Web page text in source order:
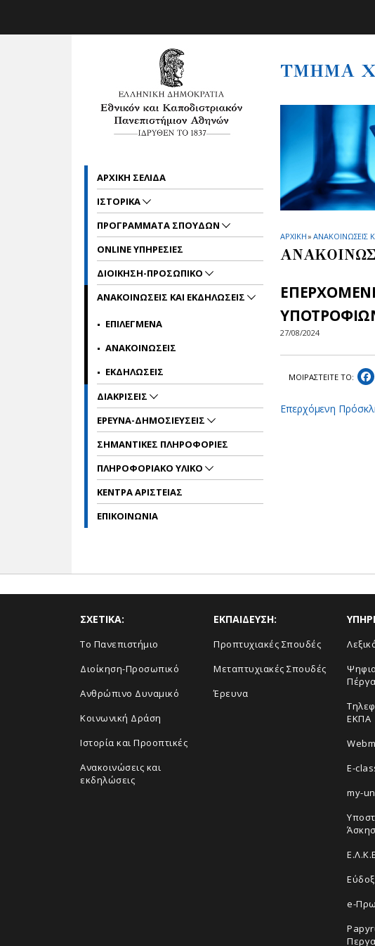
ΤΜΗΜΑ
ΑΡΧΙΚΗ» ΑΝΑΚΟΙΝΩΣΕΙΣ
27/08/2024
ΜΟΙΡΑΣΤEIΤΕ ΤΟ:
Eπερχόμενη
ΑΡΧΙΚΗ ΣΕΛΙΔΑ
ΙΣΤΟΡΙΚΑ
ΠΡΟΓΡΑΜΜΑΤΑ ΣΠΟΥΔΩΝ
ONLINE ΥΠΗΡΕΣΙΕΣ
ΔΙΟΙΚΗΣΗ-ΠΡΟΣΩΠΙΚΟ
ΑΝΑΚΟΙΝΩΣΕΙΣ ΚΑΙ ΕΚΔΗΛΩΣΕΙΣ
ΕΠΙΛΕΓΜΕΝΑ
ΑΝΑΚΟΙΝΩΣΕΙΣ
ΕΚΔΗΛΩΣΕΙΣ
ΔΙΑΚΡΙΣΕΙΣ
ΕΡΕΥΝΑ-ΔΗΜΟΣΙΕΥΣΕΙΣ
ΣΗΜΑΝΤΙΚΕΣ ΠΛΗΡΟΦΟΡΙΕΣ
ΠΛΗΡΟΦΟΡΙΑΚΟ ΥΛΙΚΟ
ΚΕΝΤΡΑ ΑΡΙΣΤΕΙΑΣ
ΕΠΙΚΟΙΝΩΝΙΑ
ΣΧΕΤΙΚΑ:
Το Πανεπιστήμιο
Διοίκηση-Προσωπικό
Ανθρώπινο Δυναμικό
Κοινωνική Δράση
Ιστορία και Προοπτικές
Ανακοινώσεις και
εκδηλώσεις
ΕΚΠΑΙΔΕΥΣΗ:
Προπτυχιακές Σπουδές
Μεταπτυχιακές Σπουδές
Έρευνα
ΕΚΠΑ
E-
my-
e-